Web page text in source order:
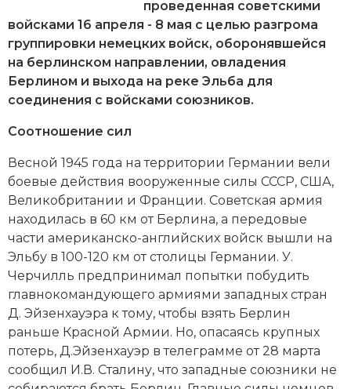
Генеалогия, геральдика
Государство и право
Европа
Империи
История материальной и духовной культуры
История международных отношений
История, философия, теория и методология
исторического знания
Итория международных отношений
Латинская Америка
Новая история
проведенная советскими
войсками 16 апреля - 8 мая с целью разгрома
группировки немецких войск, оборонявшейся
на берлинском направлении, овладения
Берлином и выхода на реке Эльба для
соединения с войсками союзников.
Соотношение сил
Весной 1945 года на территории Германии вели
боевые действия вооруженные силы СССР, США,
Великобритании и Франции. Советская армия
находилась в 60 км от Берлина, а передовые
части американско-английских войск вышли на
Эльбу в 100-120 км от столицы Германии. У.
Черчилль предпринимал попытки побудить
главнокомандующего армиями западных стран
Д. Эйзенхауэра к тому, чтобы взять Берлин
раньше Красной Армии. Но, опасаясь крупных
потерь, Д.Эйзенхауэр в телеграмме от 28 марта
сообщил И.В. Сталину, что западные союзники не